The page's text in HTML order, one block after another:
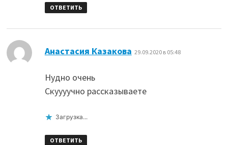
ОТВЕТИТЬ
Анастасия Казакова 29.09.2020 в 05:48
Нудно очень
Скуууучно рассказываете
Загрузка...
ОТВЕТИТЬ